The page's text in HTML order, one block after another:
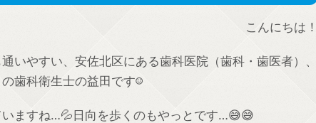
こんにちは！
いやすい、安佐北区にある歯科医院（歯科・歯医者）、
歯科衛生士の益田です☺️
ますね…💦日向を歩くのもやっとです…😅😅